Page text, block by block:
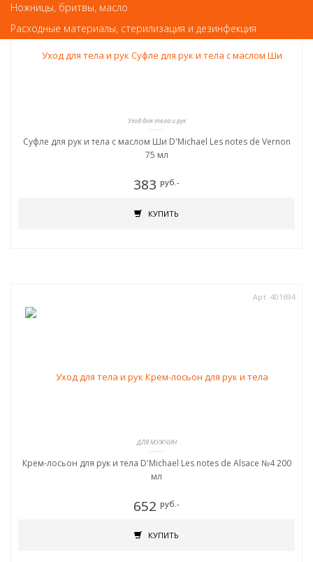
Уход для тела и рук
Суфле для рук и тела с маслом Ши D'Michael Les notes de Vernon
75 мл
383 руб.-
КУПИТЬ
Арт. 401694
ДЛЯ МУЖЧИН
Крем-лосьон для рук и тела D'Michael Les notes de Alsace №4 200
мл
652 руб.-
КУПИТЬ
Ножницы, бритвы, масло
Расходные материалы, стерилизация и дезинфекция